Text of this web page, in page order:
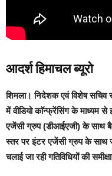
आदर्श हिमाचल ब्यूरो
शिमला। निदेशक एवं विशेष सचिव
में वीडियो काॅन्फ्रेंसिंग के माध्यम
एजेंसी ग्रुप (डीआईएजी) के साथ
स्तर पर इंटर एजेंसी ग्रुप के साथ
चलाई जा रही गतिविधियों की